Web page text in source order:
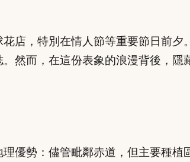
店，特別在情人節等重要節日前
然而，在這份表象的浪漫背後，
優勢：儘管毗鄰赤道，但主要種